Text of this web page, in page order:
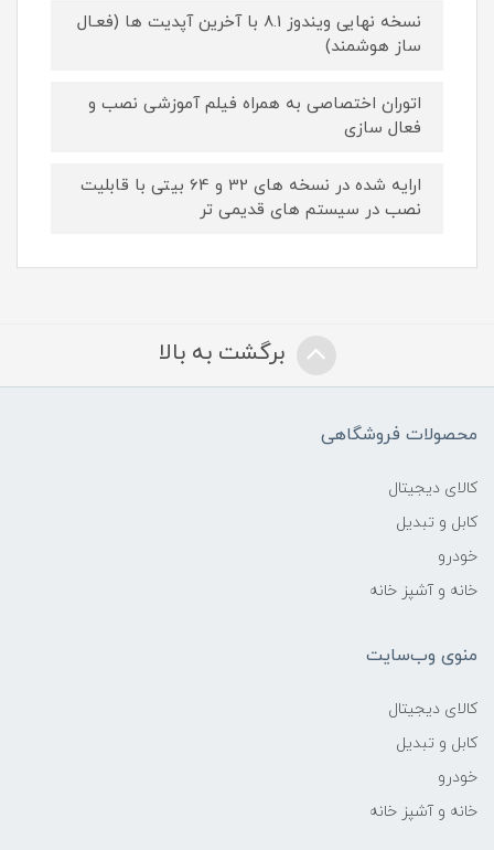
نسخه نهایی ویندوز 8.1 با آخرین آپدیت ها (فعـال
ساز هوشمند)
اتوران اختصاصی به همراه فیلم آموزشی نصب و
فعال سازی
ارایه شده در نسخه های 32 و 64 بیتی با قابلیت
نصب در سیستم های قدیمی تر
برگشت به بالا
محصولات فروشگاهی
کالای دیجیتال
کابل و تبدیل
خودرو
خانه و آشپز خانه
منوی وب‌سایت
کالای دیجیتال
کابل و تبدیل
خودرو
خانه و آشپز خانه